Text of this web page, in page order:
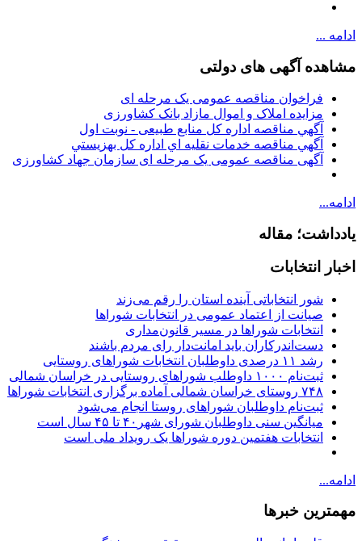
ادامه ...
مشاهده آگهی های دولتی
فراخوان مناقصه عمومی یک مرحله ای
مزایده املاک و اموال مازاد بانک کشاورزی
آگهي مناقصه اداره کل منابع طبیعی - نوبت اول
آگهي مناقصه خدمات نقليه اي اداره كل بهزيستي
آگهی مناقصه عمومی یک مرحله ای سازمان جهاد کشاورزی
ادامه...
یادداشت؛ مقاله
اخبار انتخابات
شور انتخاباتی آینده استان را رقم می‌زند
صیانت از اعتماد عمومی در انتخابات شوراها
انتخابات شوراها در مسیر قانون‌مداری
دست‌اندرکاران باید امانت‌دار رای مردم باشند
رشد ۱۱ درصدی داوطلبان انتخابات شوراهای روستایی
ثبت‌نام ۱۰۰۰ داوطلب شوراهای روستایی در خراسان شمالی
۷۴۸ روستای خراسان شمالی آماده برگزاری انتخابات شوراها
ثبت‌نام داوطلبان شوراهای روستا انجام می‌شود
میانگین سنی داوطلبان شورای شهر۴۰ تا ۴۵ سال است
انتخابات هفتمین دوره شوراها یک رویداد ملی است
ادامه...
مهمترین خبرها